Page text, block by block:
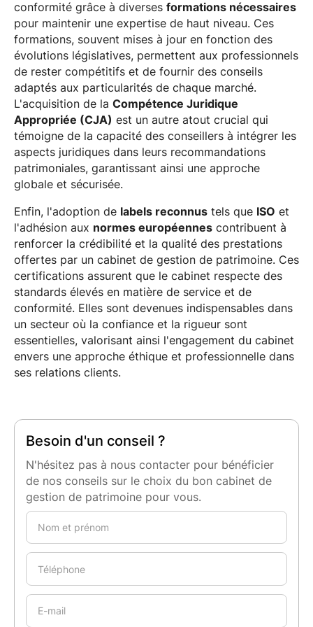
conformité grâce à diverses formations nécessaires
pour maintenir une expertise de haut niveau. Ces
formations, souvent mises à jour en fonction des
évolutions législatives, permettent aux professionnels
de rester compétitifs et de fournir des conseils
adaptés aux particularités de chaque marché.
L'acquisition de la Compétence Juridique
Appropriée (CJA) est un autre atout crucial qui
témoigne de la capacité des conseillers à intégrer les
aspects juridiques dans leurs recommandations
patrimoniales, garantissant ainsi une approche
globale et sécurisée.
Enfin, l'adoption de labels reconnustels que ISO et
l'adhésion aux normes européennescontribuent à
renforcer la crédibilité et la qualité des prestations
offertes par un cabinet de gestion de patrimoine. Ces
certifications assurent que le cabinet respecte des
standards élevés en matière de service et de
conformité. Elles sont devenues indispensables dans
un secteur où la confiance et la rigueur sont
essentielles, valorisant ainsi l'engagement du cabinet
envers une approche éthique et professionnelle dans
ses relations clients.
Besoin d'un conseil ?
N'hésitez pas à nous contacter pour bénéficier
de nos conseils sur le choix du bon cabinet de
gestion de patrimoine pour vous.